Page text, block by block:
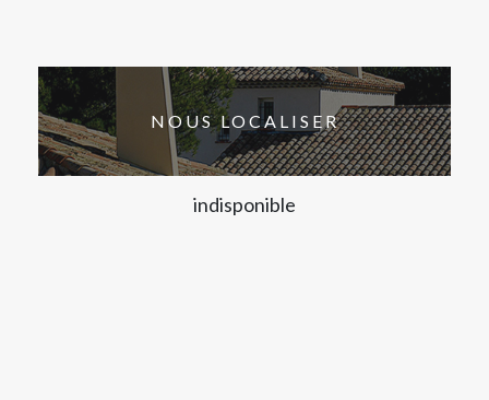
NOUS LOCALISER
indisponible